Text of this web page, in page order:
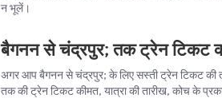
न भूलें।
बैगनन से चंद्रपुर; तक ट्रेन टिकट
अगर आप बैगनन से चंद्रपुर; के लिए सस्ती ट्रेन टिकट
तक की ट्रेन टिकट कीमत, यात्रा की तारीख, कोच के